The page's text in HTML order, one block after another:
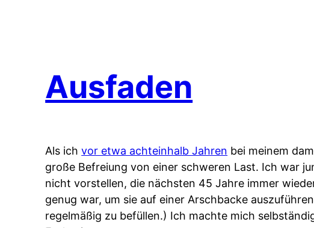
Ausfaden
Als ichvor etwa achteinhalb Jahren bei meinem
große Befreiung von einer schweren Last. Ich war
nicht vorstellen, die nächsten 45 Jahre immer
genug war, um sie auf einer Arschbacke
regelmäßig zu befüllen.) Ich machte mich